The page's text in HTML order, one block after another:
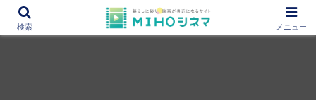
12000作品を紹介！あなたの映画図書館『MIHOシネマ』
検索 メニュー